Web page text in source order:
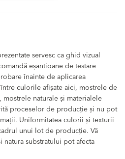
servesc ca ghid vizual
eșantioane de testare
înainte de aplicarea
culorile afișate aici, mostrele de
naturale și materialele
proceselor de producție și nu pot
Uniformitatea culorii și texturii
unui lot de producție. Vă
natura substratului pot afecta